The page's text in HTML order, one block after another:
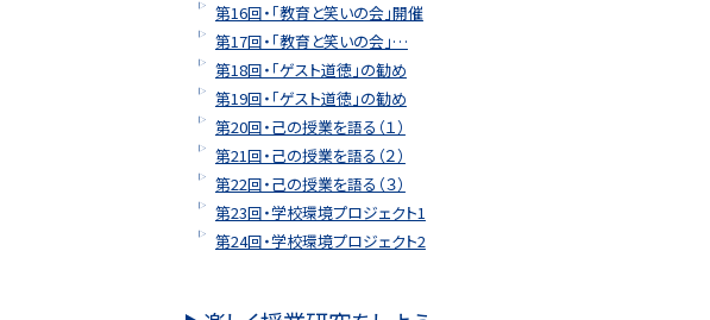
第16回・「教育と笑いの会」開催
第17回・「教育と笑いの会」…
第18回・「ゲスト道徳」の勧め
第19回・「ゲスト道徳」の勧め
第20回・己の授業を語る（１）
第21回・己の授業を語る（２）
第22回・己の授業を語る（３）
第23回・学校環境プロジェクト1
第24回・学校環境プロジェクト2